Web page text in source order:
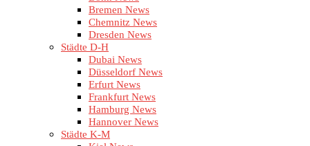
Bremen News
Chemnitz News
Dresden News
Städte D-H
Dubai News
Düsseldorf News
Erfurt News
Frankfurt News
Hamburg News
Hannover News
Städte K-M